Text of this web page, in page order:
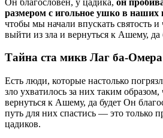
размером с игольное ушко в наших
чтобы мы начали впускать святость и
выйти из зла и вернуться к Ашему, да
Тайна ста микв Лаг ба-Омера
Есть люди, которые настолько
зло ухватилось за них таким
вернуться к Ашему, да будет Он
путь для них спастись — это только
цадиков.